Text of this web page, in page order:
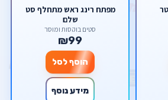
מפתח רינג ראש מתחלף סט
שלם
סטים בוקסות ומוסך
₪99
הוסף לסל
מידע נוסף